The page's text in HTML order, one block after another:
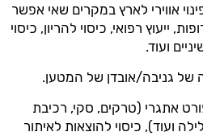
אווירי לארץ במקרים שאי אפשר
ייעוץ רפואי, כיסוי להריון, כיסוי
ועוד.
של גניבה/אובדן של המטען.
אתגרי (טרקים, סקי, רכיבת
ועוד), כיסוי להוצאות לאיתור